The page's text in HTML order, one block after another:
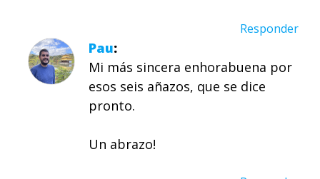
Responder
Pau
Mi más sincera enhorabuena por
esos seis añazos, que se dice
pronto.
Un abrazo!